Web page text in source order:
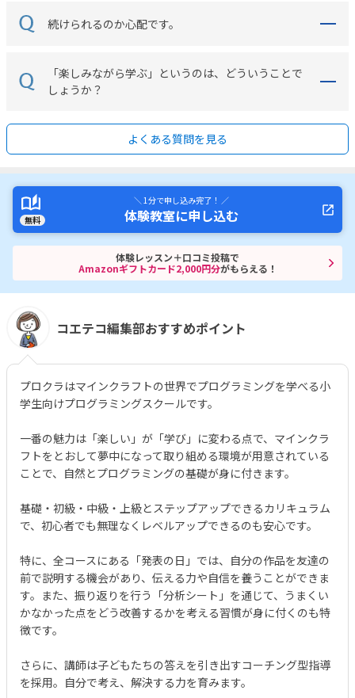
続けられるのか心配です。
「楽しみながら学ぶ」というのは、どういうことで
しょうか？
よくある質問を見る
無料
＼ 1分で申し込み完了！ ／
体験教室に申し込む
体験レッスン＋口コミ投稿で
Amazonギフトカード2,000円分がもらえる！
コエテコ編集部おすすめポイント
プロクラはマインクラフトの世界でプログラミングを学べる小
学生向けプログラミングスクールです。
一番の魅力は「楽しい」が「学び」に変わる点で、マインクラ
フトをとおして夢中になって取り組める環境が用意されている
ことで、自然とプログラミングの基礎が身に付きます。
基礎・初級・中級・上級とステップアップできるカリキュラム
で、初心者でも無理なくレベルアップできるのも安心です。
特に、全コースにある「発表の日」では、自分の作品を友達の
前で説明する機会があり、伝える力や自信を養うことができま
す。また、振り返りを行う「分析シート」を通じて、うまくい
かなかった点をどう改善するかを考える習慣が身に付くのも特
徴です。
さらに、講師は子どもたちの答えを引き出すコーチング型指導
を採用。自分で考え、解決する力を育みます。